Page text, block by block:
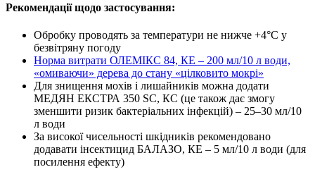
Рекомендації щодо застосування:
Обробку проводять за температури не нижче +4°C у
безвітряну погоду
Норма витрати ОЛЕМІКС 84, КЕ – 200 мл/10 л води,
«омиваючи» дерева до стану «цілковито мокрі»
Для знищення мохів і лишайників можна додати
МЕДЯН ЕКСТРА 350 SC, КС (це також дає змогу
зменшити ризик бактеріальних інфекцій) – 25–30 мл/10
л води
За високої чисельності шкідників рекомендовано
додавати інсектицид БАЛАЗО, КЕ – 5 мл/10 л води (для
посилення ефекту)